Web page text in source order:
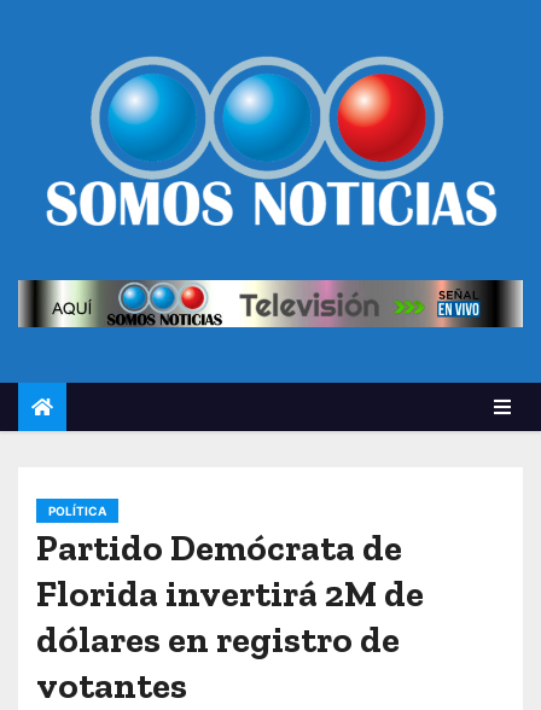
POLÍTICA
Partido Demócrata de
Florida invertirá 2M de
dólares en registro de
votantes